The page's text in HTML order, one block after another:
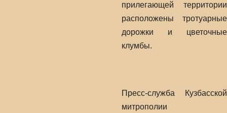
прилегающей территории
расположены тротуарные
дорожки и цветочные
клумбы.
Пресс-служба Кузбасской
митрополии